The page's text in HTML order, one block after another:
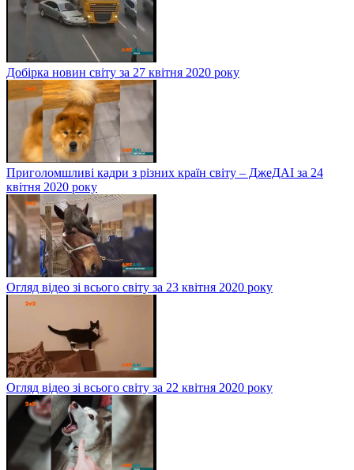
Добірка новин світу за 27 квітня 2020 року
Приголомшливі кадри з різних країн світу – ДжеДАІ за 24
квітня 2020 року
Огляд відео зі всього світу за 23 квітня 2020 року
Огляд відео зі всього світу за 22 квітня 2020 року